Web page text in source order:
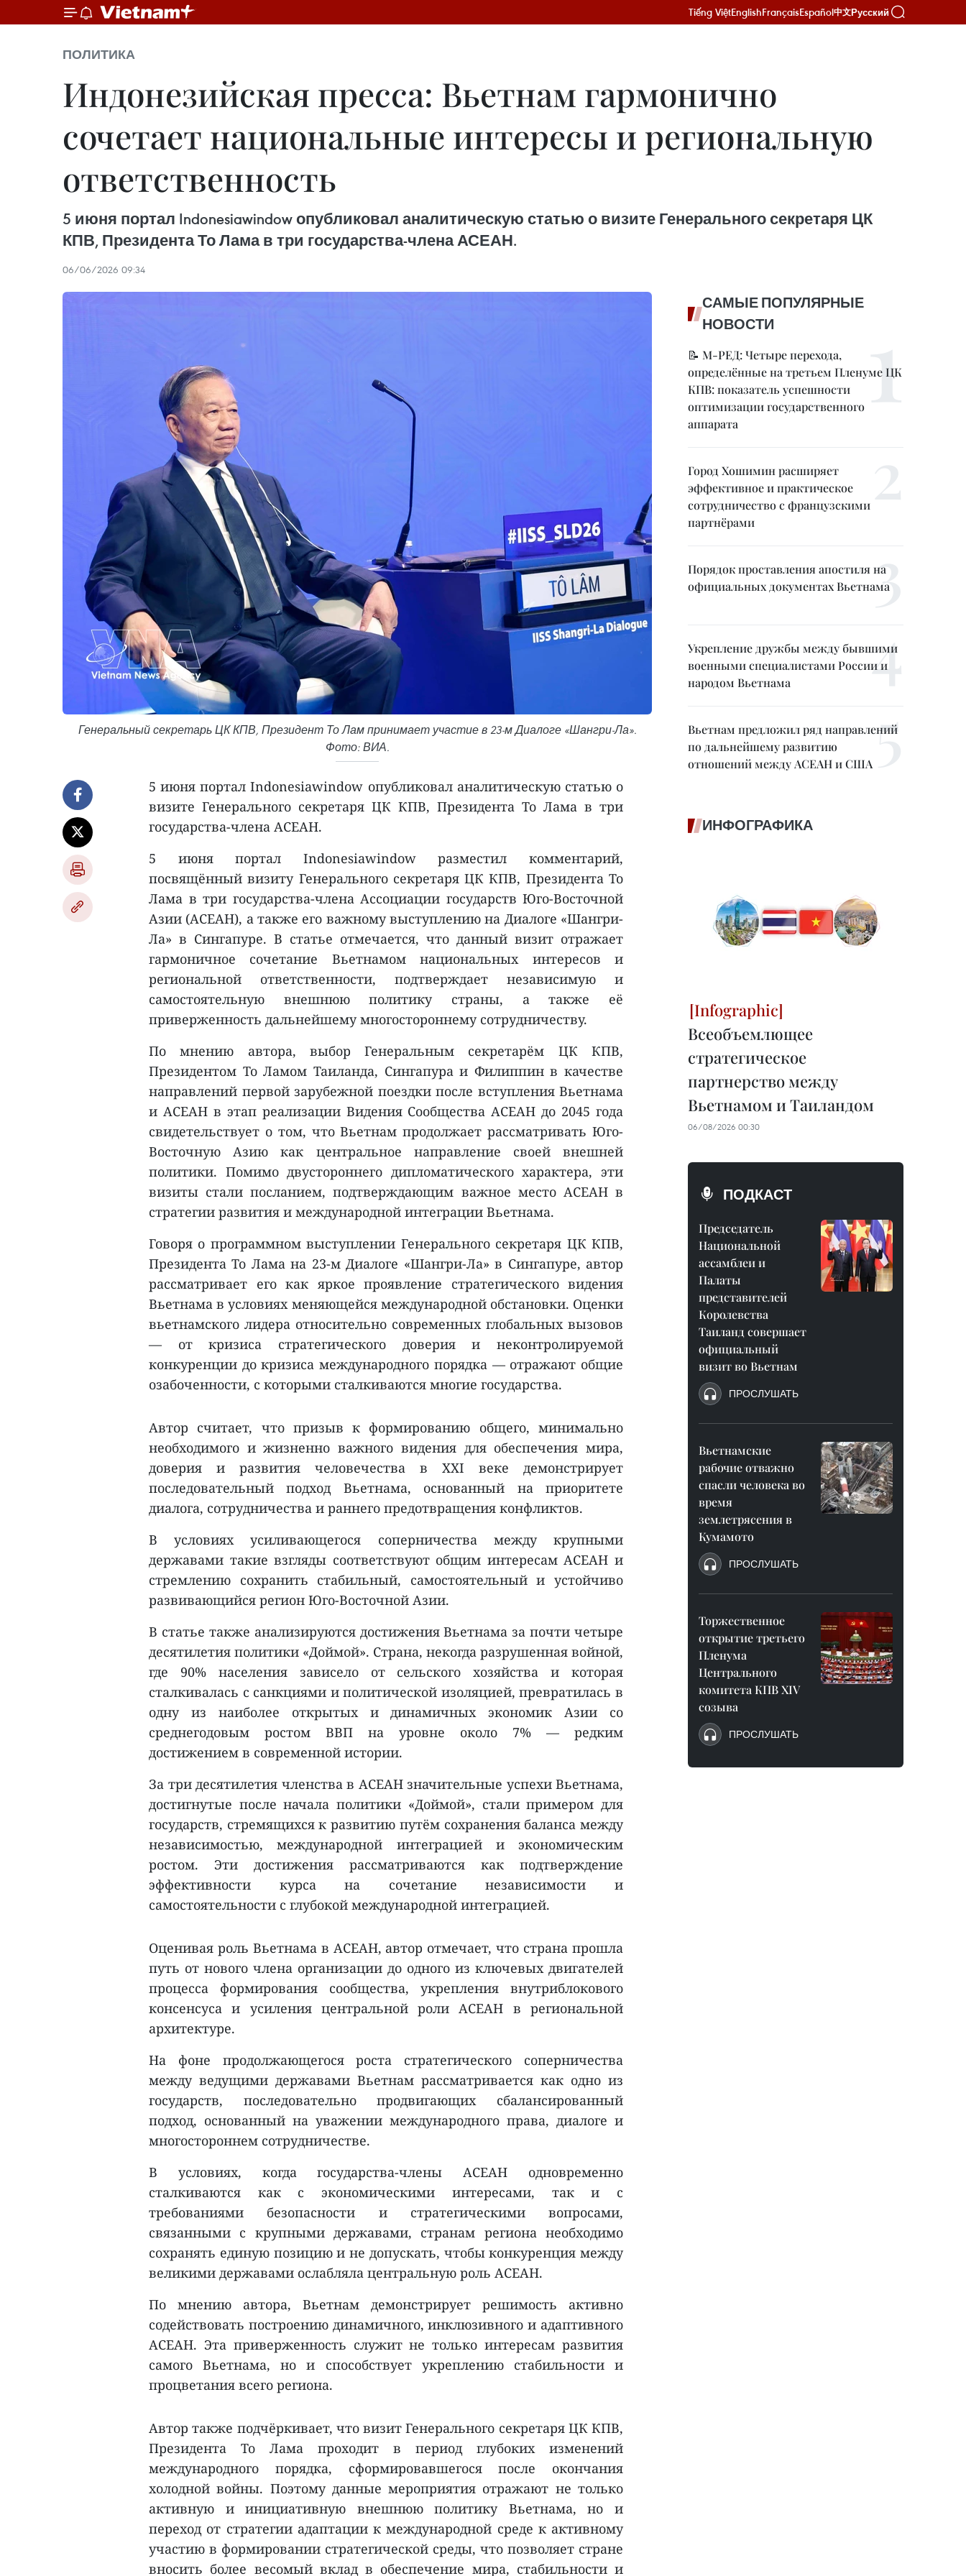
Tiếng ViệtEnglishFrançaisEspañol中文Русский
ПОЛИТИКА
Индонезийская пресса: Вьетнам гармонично
сочетает национальные интересы и региональную
ответственность
5 июня портал Indonesiawindow опубликовал аналитическую статью о визите Генерального секретаря ЦК
КПВ, Президента То Лама в три государства-члена АСЕАН.
06/06/2026 09:34
Генеральный секретарь ЦК КПВ, Президент То Лам принимает участие в 23-м Диалоге «Шангри-Ла».
Фото: ВИА.
5 июня портал Indonesiawindow опубликовал аналитическую статью о
визите Генерального секретаря ЦК КПВ, Президента То Лама в три
государства-члена АСЕАН.
5 июня портал Indonesiawindow разместил комментарий,
посвящённый визиту Генерального секретаря ЦК КПВ, Президента То
Лама в три государства-члена Ассоциации государств Юго-Восточной
Азии (АСЕАН), а также его важному выступлению на Диалоге «Шангри-
Ла» в Сингапуре. В статье отмечается, что данный визит отражает
гармоничное сочетание Вьетнамом национальных интересов и
региональной ответственности, подтверждает независимую и
самостоятельную внешнюю политику страны, а также её
приверженность дальнейшему многостороннему сотрудничеству.
По мнению автора, выбор Генеральным секретарём ЦК КПВ,
Президентом То Ламом Таиланда, Сингапура и Филиппин в качестве
направлений первой зарубежной поездки после вступления Вьетнама
и АСЕАН в этап реализации Видения Сообщества АСЕАН до 2045 года
свидетельствует о том, что Вьетнам продолжает рассматривать Юго-
Восточную Азию как центральное направление своей внешней
политики. Помимо двустороннего дипломатического характера, эти
визиты стали посланием, подтверждающим важное место АСЕАН в
стратегии развития и международной интеграции Вьетнама.
Говоря о программном выступлении Генерального секретаря ЦК КПВ,
Президента То Лама на 23-м Диалоге «Шангри-Ла» в Сингапуре, автор
рассматривает его как яркое проявление стратегического видения
Вьетнама в условиях меняющейся международной обстановки. Оценки
вьетнамского лидера относительно современных глобальных вызовов
— от кризиса стратегического доверия и неконтролируемой
конкуренции до кризиса международного порядка — отражают общие
озабоченности, с которыми сталкиваются многие государства.
Автор считает, что призыв к формированию общего, минимально
необходимого и жизненно важного видения для обеспечения мира,
доверия и развития человечества в XXI веке демонстрирует
последовательный подход Вьетнама, основанный на приоритете
диалога, сотрудничества и раннего предотвращения конфликтов.
В условиях усиливающегося соперничества между крупными
державами такие взгляды соответствуют общим интересам АСЕАН и
стремлению сохранить стабильный, самостоятельный и устойчиво
развивающийся регион Юго-Восточной Азии.
В статье также анализируются достижения Вьетнама за почти четыре
десятилетия политики «Доймой». Страна, некогда разрушенная войной,
где 90% населения зависело от сельского хозяйства и которая
сталкивалась с санкциями и политической изоляцией, превратилась в
одну из наиболее открытых и динамичных экономик Азии со
среднегодовым ростом ВВП на уровне около 7% — редким
достижением в современной истории.
За три десятилетия членства в АСЕАН значительные успехи Вьетнама,
достигнутые после начала политики «Доймой», стали примером для
государств, стремящихся к развитию путём сохранения баланса между
независимостью, международной интеграцией и экономическим
ростом. Эти достижения рассматриваются как подтверждение
эффективности курса на сочетание независимости и
самостоятельности с глубокой международной интеграцией.
Оценивая роль Вьетнама в АСЕАН, автор отмечает, что страна прошла
путь от нового члена организации до одного из ключевых двигателей
процесса формирования сообщества, укрепления внутриблокового
консенсуса и усиления центральной роли АСЕАН в региональной
архитектуре.
На фоне продолжающегося роста стратегического соперничества
между ведущими державами Вьетнам рассматривается как одно из
государств, последовательно продвигающих сбалансированный
подход, основанный на уважении международного права, диалоге и
многостороннем сотрудничестве.
В условиях, когда государства-члены АСЕАН одновременно
сталкиваются как с экономическими интересами, так и с
требованиями безопасности и стратегическими вопросами,
связанными с крупными державами, странам региона необходимо
сохранять единую позицию и не допускать, чтобы конкуренция между
великими державами ослабляла центральную роль АСЕАН.
По мнению автора, Вьетнам демонстрирует решимость активно
содействовать построению динамичного, инклюзивного и адаптивного
АСЕАН. Эта приверженность служит не только интересам развития
самого Вьетнама, но и способствует укреплению стабильности и
процветания всего региона.
Автор также подчёркивает, что визит Генерального секретаря ЦК КПВ,
Президента То Лама проходит в период глубоких изменений
международного порядка, сформировавшегося после окончания
холодной войны. Поэтому данные мероприятия отражают не только
активную и инициативную внешнюю политику Вьетнама, но и
переход от стратегии адаптации к международной среде к активному
участию в формировании стратегической среды, что позволяет стране
вносить более весомый вклад в обеспечение мира, стабильности и
САМЫЕ ПОПУЛЯРНЫЕ
НОВОСТИ
📝 М-РЕД: Четыре перехода,
определённые на третьем Пленуме ЦК
КПВ: показатель успешности
оптимизации государственного
аппарата
Город Хошимин расширяет
эффективное и практическое
сотрудничество с французскими
партнёрами
Порядок проставления апостиля на
официальных документах Вьетнама
Укрепление дружбы между бывшими
военными специалистами России и
народом Вьетнама
Вьетнам предложил ряд направлений
по дальнейшему развитию
отношений между АСЕАН и США
ИНФОГРАФИКА
Всеобъемлющее
стратегическое
партнерство между
Вьетнамом и Таиландом
06/08/2026 00:30
ПОДКАСТ
Председатель
Национальной
ассамблеи и
Палаты
представителей
Королевства
Таиланд совершает
официальный
визит во Вьетнам
ПРОСЛУШАТЬ
Вьетнамские
рабочие отважно
спасли человека во
время
землетрясения в
Кумамото
ПРОСЛУШАТЬ
Торжественное
открытие третьего
Пленума
Центрального
комитета КПВ XIV
созыва
ПРОСЛУШАТЬ